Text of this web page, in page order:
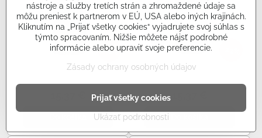
21%
Šatka Gekon Camouflage
Šatka Gekon Hunter Dark
nástroje a služby tretích strán a zhromaždené údaje sa
môžu preniesť k partnerom v EÚ, USA alebo iných krajinách.
Kliknutím na „Prijať všetky cookies“ vyjadrujete svoj súhlas s
týmto spracovaním. Nižšie môžete nájsť podrobné
informácie alebo upraviť svoje preferencie.
Zásady ochrany osobných údajov
Ukázať podrobnosti
Prijať všetky cookies